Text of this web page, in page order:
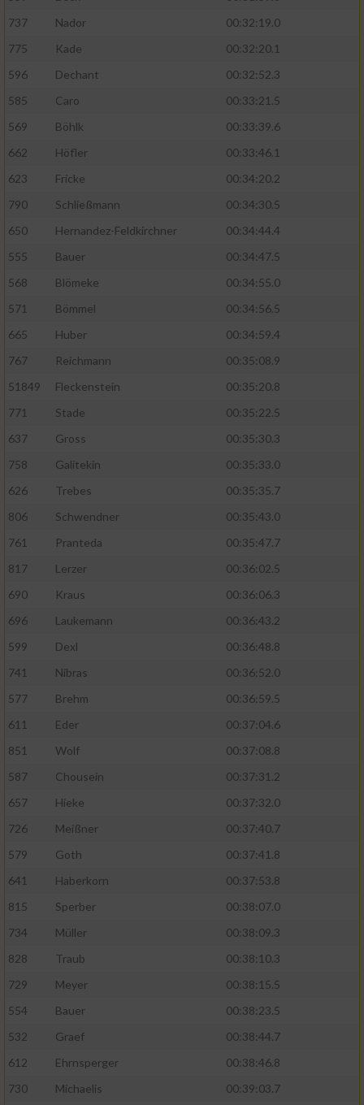
737
Nador
00:32:19.0
775
Kade
00:32:20.1
596
Dechant
00:32:52.3
585
Caro
00:33:21.5
569
Böhlk
00:33:39.6
662
Höfler
00:33:46.1
623
Fricke
00:34:20.2
790
Schließmann
00:34:30.5
650
Hernandez-Feldkirchner
00:34:44.4
555
Bauer
00:34:47.5
568
Blömeke
00:34:55.0
571
Bömmel
00:34:56.5
665
Huber
00:34:59.4
767
Reichmann
00:35:08.9
51849
Fleckenstein
00:35:20.8
771
Stade
00:35:22.5
637
Gross
00:35:30.3
758
Galitekin
00:35:33.0
626
Trebes
00:35:35.7
806
Schwendner
00:35:43.0
761
Pranteda
00:35:47.7
817
Lerzer
00:36:02.5
690
Kraus
00:36:06.3
696
Laukemann
00:36:43.2
599
Dexl
00:36:48.8
741
Nibras
00:36:52.0
577
Brehm
00:36:59.5
611
Eder
00:37:04.6
851
Wolf
00:37:08.8
587
Chousein
00:37:31.2
657
Hieke
00:37:32.0
726
Meißner
00:37:40.7
579
Goth
00:37:41.8
641
Haberkorn
00:37:53.8
815
Sperber
00:38:07.0
734
Müller
00:38:09.3
828
Traub
00:38:10.3
729
Meyer
00:38:15.5
554
Bauer
00:38:23.5
532
Graef
00:38:44.7
612
Ehrnsperger
00:38:46.8
730
Michaelis 00:39:03.7